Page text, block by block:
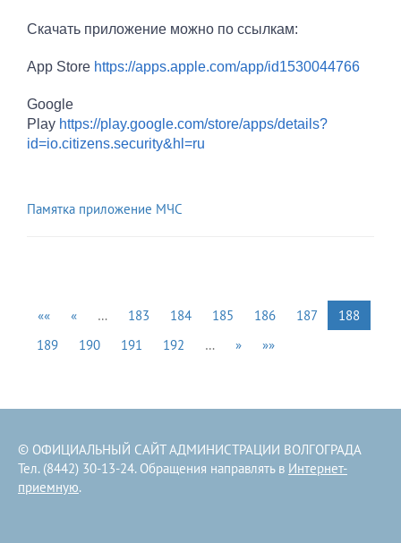
Скачать приложение можно по ссылкам:
App Store https://apps.apple.com/app/id1530044766
Google
Play https://play.google.com/store/apps/details?
id=io.citizens.security&hl=ru
Памятка приложение МЧС
«« « … 183 184 185 186 187
188
189
190 191 192 … » »»
© ОФИЦИАЛЬНЫЙ САЙТ АДМИНИСТРАЦИИ ВОЛГОГРАДА
Тел. (8442) 30-13-24. Обращения направлять в Интернет-
приемную.